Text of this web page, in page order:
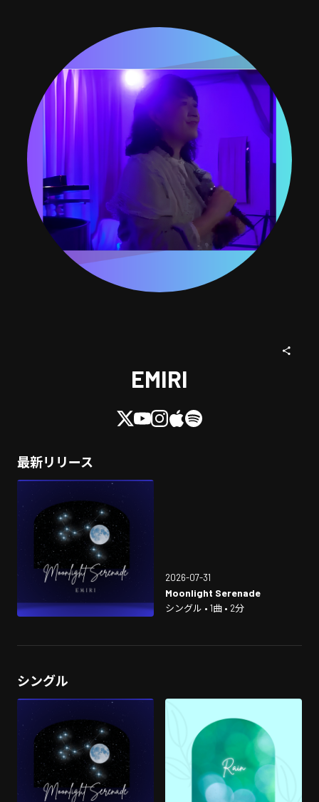
EMIRI
最新リリース
2026-07-31
Moonlight Serenade
シングル • 1曲 • 2分
シングル